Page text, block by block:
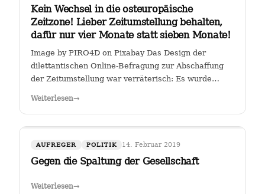
Kein Wechsel in die osteuropäische
Zeitzone! Lieber Zeitumstellung behalten,
dafür nur vier Monate statt sieben Monate!
Image by PIRO4D on Pixabay Das Design der
dilettantischen Online-Befragung zur Abschaffung
der Zeitumstellung war verräterisch: Es wurde
Weiterlesen→
AUFREGER POLITIK 14. Februar 2019
Gegen die Spaltung der Gesellschaft
Weiterlesen→